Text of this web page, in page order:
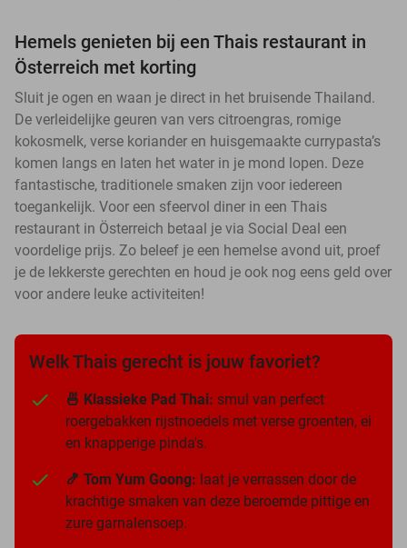
Hemels genieten bij een Thais restaurant in
Österreich met korting
Sluit je ogen en waan je direct in het bruisende Thailand.
De verleidelijke geuren van vers citroengras, romige
kokosmelk, verse koriander en huisgemaakte currypasta’s
komen langs en laten het water in je mond lopen. Deze
fantastische, traditionele smaken zijn voor iedereen
toegankelijk. Voor een sfeervol diner in een Thais
restaurant in Österreich betaal je via Social Deal een
voordelige prijs. Zo beleef je een hemelse avond uit, proef
je de lekkerste gerechten en houd je ook nog eens geld over
voor andere leuke activiteiten!
Welk Thais gerecht is jouw favoriet?
🍜 Klassieke Pad Thai: smul van perfect
roergebakken rijstnoedels met verse groenten, ei
en knapperige pinda's.
🍤 Tom Yum Goong: laat je verrassen door de
krachtige smaken van deze beroemde pittige en
zure garnalensoep.